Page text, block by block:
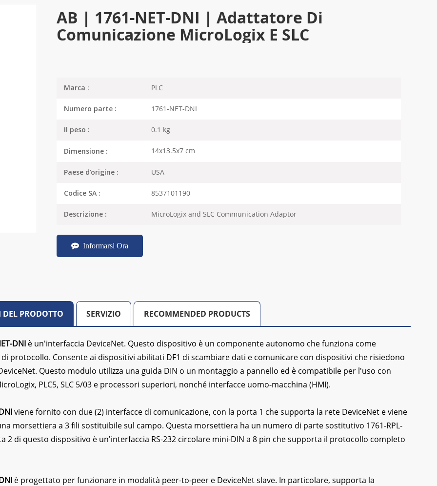
AB | 1761-NET-DNI | Adattatore Di
Comunicazione MicroLogix E SLC
Marca : PLC
Numero parte : 1761-NET-DNI
Il peso : 0.1 kg
Dimensione : 14x13.5x7 cm
Paese d'origine : USA
Codice SA : 8537101190
Descrizione : MicroLogix and SLC Communication Adaptor
Informarsi Ora
DEL PRODOTTO SERVIZIO RECOMMENDED PRODUCTS
DNI è un'interfaccia DeviceNet. Questo dispositivo è un componente autonomo che funziona come
protocollo. Consente ai dispositivi abilitati DF1 di scambiare dati e comunicare con dispositivi che risiedono
Questo modulo utilizza una guida DIN o un montaggio a pannello ed è compatibile per l'uso con
PLC5, SLC 5/03 e processori superiori, nonché interfacce uomo-macchina (HMI).
viene fornito con due (2) interfacce di comunicazione, con la porta 1 che supporta la rete DeviceNet e viene
morsettiera a 3 fili sostituibile sul campo. Questa morsettiera ha un numero di parte sostitutivo 1761-RPL-
2 di questo dispositivo è un'interfaccia RS-232 circolare mini-DIN a 8 pin che supporta il protocollo completo
è progettato per funzionare in modalità peer-to-peer e DeviceNet slave. In particolare, supporta la